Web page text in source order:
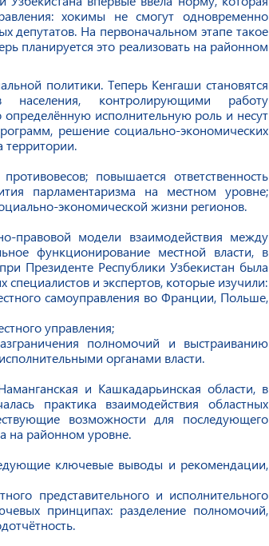
хокимы не смогут одновременно
депутатов. На первоначальном этапе такое
планируется это реализовать на районном
политики. Теперь Кенгаши становятся
населения, контролирующими работу
исполнительную роль и несут
решение социально-экономических
территории.
повышается ответственность
парламентаризма на местном уровне;
экономической жизни регионов.
правовой модели взаимодействия между
функционирование местной власти, в
Президенте Республики Узбекистан была
и экспертов, которые изучили:
самоуправления во Франции, Польше,
управления;
полномочий и выстраиванию
органами власти.
и Кашкадарьинская области, в
практика взаимодействия областных
возможности для последующего
на районном уровне.
ключевые выводы и рекомендации,
представительного и исполнительного
принципах: разделение полномочий,